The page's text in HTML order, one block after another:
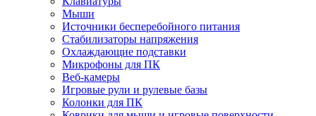
Мыши
Источники бесперебойного питания
Стабилизаторы напряжения
Охлаждающие подставки
Микрофоны для ПК
Веб-камеры
Игровые рули и рулевые базы
Колонки для ПК